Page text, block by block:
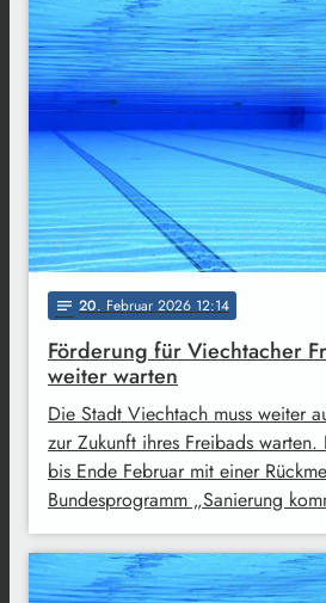
notes 20. Februar 2026 12:14
Förderung für Viechtacher
weiter warten
Die Stadt Viechtach muss weiter
zur Zukunft ihres Freibads
bis Ende Februar mit einer
Bundesprogramm „Sanierung